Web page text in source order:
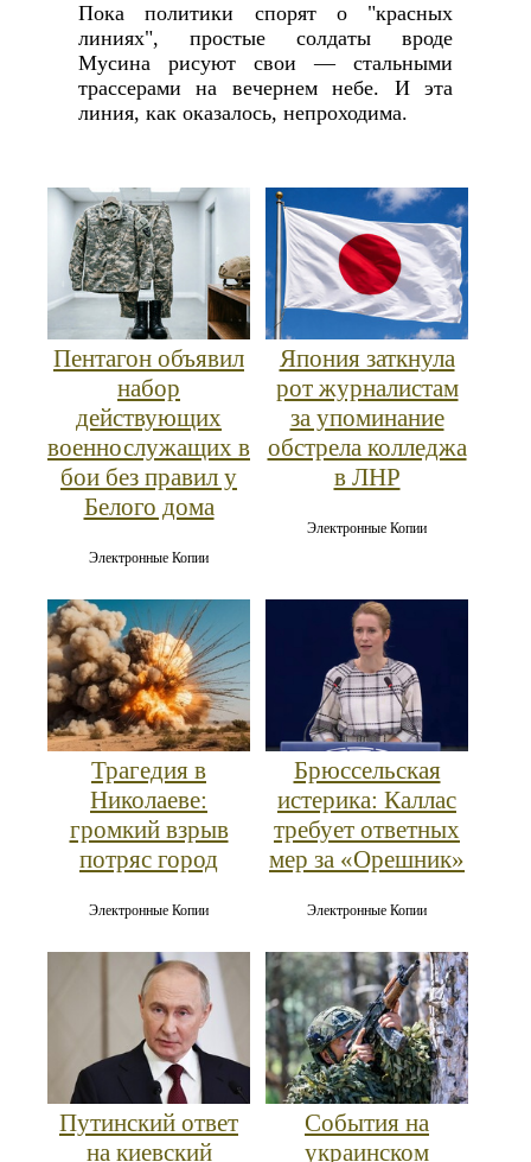
Пока политики спорят о "красных
линиях", простые солдаты вроде
Мусина рисуют свои — стальными
трассерами на вечернем небе. И эта
линия, как оказалось, непроходима.
Пентагон объявил
набор
действующих
военнослужащих в
бои без правил у
Белого дома
Электронные Копии
Япония заткнула
рот журналистам
за упоминание
обстрела колледжа
в ЛНР
Электронные Копии
Трагедия в
Николаеве:
громкий взрыв
потряс город
Электронные Копии
Брюссельская
истерика: Каллас
требует ответных
мер за «Орешник»
Электронные Копии
Путинский ответ
на киевский
События на
украинском